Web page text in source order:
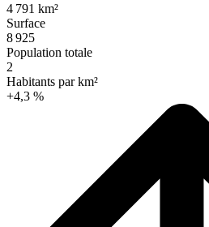
4 791 km²
Surface
8 925
Population totale
2
Habitants par km²
+4,3 %